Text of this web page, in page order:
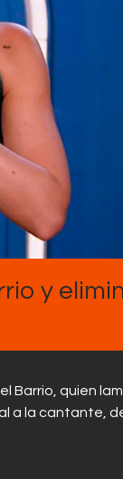
y
Barrio, quien
a la cantante,